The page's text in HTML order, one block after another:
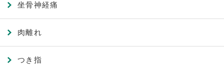
坐骨神経痛
肉離れ
つき指